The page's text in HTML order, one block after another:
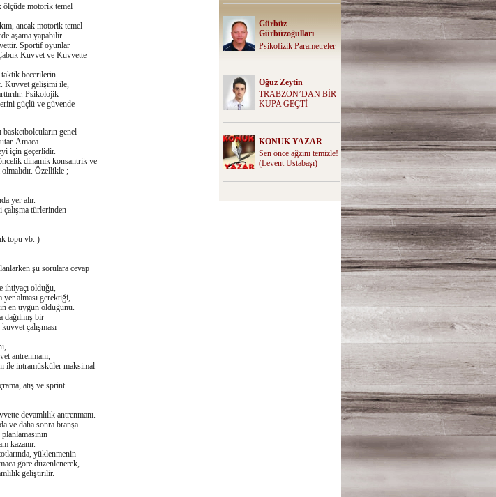
ölçüde motorik temel
ancak motorik temel
aşama yapabilir.
Sportif oyunlar
Kuvvet ve Kuvvette
becerilerin
Kuvvet gelişimi ile,
Psikolojik
güçlü ve güvende
genel
Amaca
için geçerlidir.
dinamik konsantrik ve
Özellikle ;
yer alır.
çalışma türlerinden
topu vb. )
şu sorulara cevap
olduğu,
alması gerektiği,
uygun olduğunu.
bir
çalışması
antrenmanı,
intramüsküler maksimal
atış ve sprint
devamlılık antrenmanı.
ve daha sonra branşa
kazanır.
yüklenmenin
göre düzenlenerek,
geliştirilir.
Gürbüz
Gürbüzoğulları
Psikofizik Parametreler
Oğuz Zeytin
TRABZON’DAN BİR
KUPA GEÇTİ
KONUK YAZAR
Sen önce ağzını temizle!
(Levent Ustabaşı)